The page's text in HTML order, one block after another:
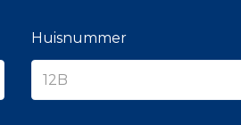
a
e
Huisnummer